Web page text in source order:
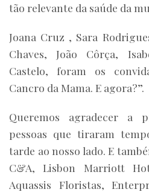
tão relevante da saúde da
Joana Cruz , Sara
Chaves, João Côrça,
Castelo, foram os
Cancro da Mama. E agora?”.
Queremos agradecer a
pessoas que tiraram
tarde ao nosso lado. E
C&A, Lisbon Marriott
Aquassis Floristas,